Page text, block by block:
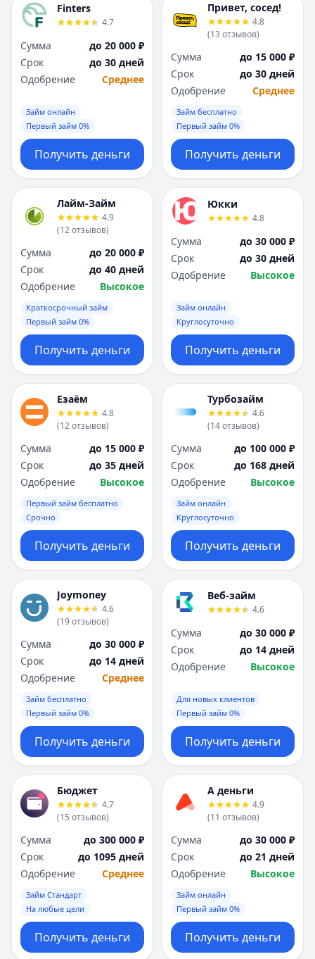
Finters
4.7
Сумма
до 20 000 ₽
Срок
до 30 дней
Одобрение
Среднее
Займ онлайн
Первый займ 0%
Получить деньги
Привет, сосед!
4.8
(13 отзывов)
Сумма
до 15 000 ₽
Срок
до 30 дней
Одобрение
Среднее
Займ бесплатно
Первый займ 0%
Получить деньги
Лайм-Займ
4.9
(12отзывов)
Сумма
до 20 000 ₽
Срок
до 40 дней
Одобрение
Высокое
Краткосрочный займ
Первый займ 0%
Получить деньги
Юкки
4.8
Сумма
до 30 000 ₽
Срок
до 30 дней
Одобрение
Высокое
Займ онлайн
Круглосуточно
Получить деньги
Езаём
4.8
(12отзывов)
Сумма
до 15 000 ₽
Срок
до 35 дней
Одобрение
Высокое
Первый займ бесплатно
Срочно
Получить деньги
Турбозайм
4.6
(14отзывов)
Сумма
до 100 000 ₽
Срок
до 168 дней
Одобрение
Высокое
Займ онлайн
Круглосуточно
Получить деньги
Joymoney
4.6
(19отзывов)
Сумма
до 30 000 ₽
Срок
до 14 дней
Одобрение
Среднее
Займ бесплатно
Первый займ 0%
Получить деньги
Веб-займ
4.6
Сумма
до 30 000 ₽
Срок
до 14 дней
Одобрение
Высокое
Для новых клиентов
Первый займ 0%
Получить деньги
Бюджет
4.7
(15 отзывов)
Сумма
до 300 000 ₽
Срок
до 1095 дней
Одобрение
Среднее
Займ Стандарт
На любые цели
Получить деньги
А деньги
4.9
(11 отзывов)
Сумма
до 30 000 ₽
Срок
до 21 дней
Одобрение
Высокое
Займ онлайн
Первый займ 0%
Получить деньги